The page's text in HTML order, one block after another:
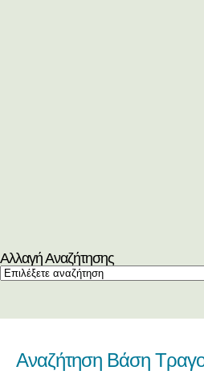
Αλλαγή Αναζήτησης
Αναζήτηση Βάση